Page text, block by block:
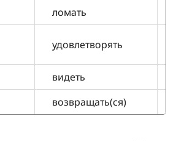
ломать
удовлетворять
видеть
возвращать(ся)